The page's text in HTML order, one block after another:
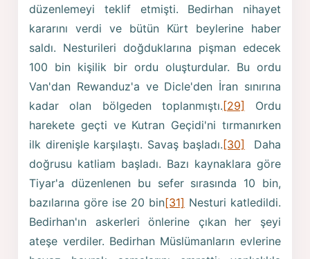
düzenlemeyi teklif etmişti. Bedirhan nihayet
kararını verdi ve bütün Kürt beylerine haber
saldı. Nesturileri doğduklarına pişman edecek
100 bin kişilik bir ordu oluşturdular. Bu ordu
Van'dan Rewanduz'a ve Dicle'den İran sınırına
kadar olan bölgeden toplanmıştı. [29]
Ordu
harekete geçti ve Kutran Geçidi'ni tırmanırken
ilk direnişle karşılaştı. Savaş başladı. [30]
Daha
doğrusu katliam başladı. Bazı kaynaklara göre
Tiyar'a düzenlenen bu sefer sırasında 10 bin,
bazılarına göre ise 20 bin[31] Nesturi katledildi.
Bedirhan'ın askerleri önlerine çıkan her şeyi
ateşe verdiler. Bedirhan Müslümanların evlerine